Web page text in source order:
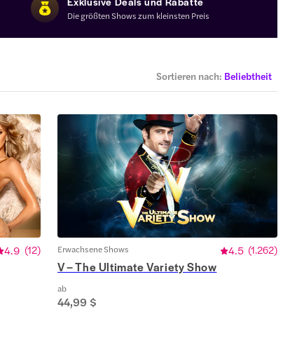
Die größten Shows zum kleinsten Preis
Sortieren nach: Beliebtheit
4.9 (12) Erwachsene Shows 4.5 (1.262)
V – The Ultimate Variety Show
ab
44,99 $